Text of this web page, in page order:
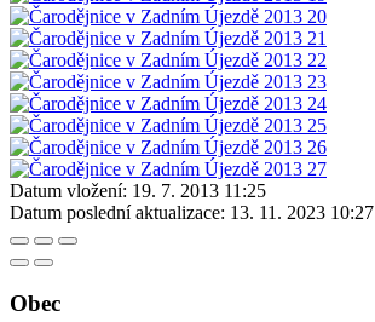
Datum vložení: 19. 7. 2013 11:25
Datum poslední aktualizace: 13. 11. 2023 10:27
Obec